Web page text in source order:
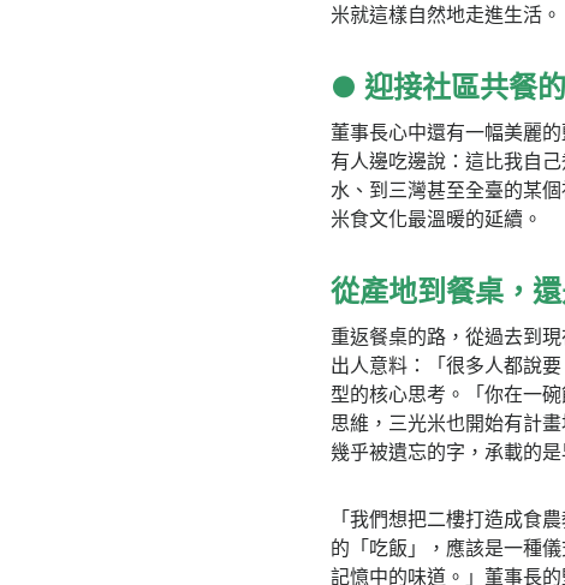
米就這樣自然地走進生活。
● 迎接社區共餐
董事長心中還有一幅美麗
有人邊吃邊說：這比我自
水、到三灣甚至全臺的某
米食文化最溫暖的延續。
從產地到餐桌，
重返餐桌的路，從過去到
出人意料：「很多人都說
型的核心思考。「你在一
思維，三光米也開始有計
幾乎被遺忘的字，承載的
「我們想把二樓打造成食
的「吃飯」，應該是一種
記憶中的味道。」董事長